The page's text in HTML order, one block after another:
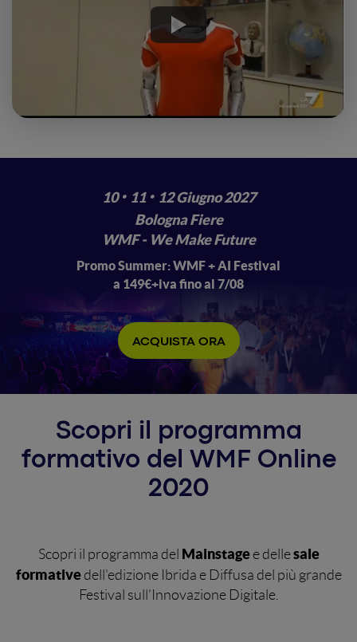
10· 11 · 12 Giugno 2027
Bologna Fiere
WMF - We Make Future
Promo Summer: WMF + AI Festival
a 149€+iva fino al 7/08
ACQUISTA ORA
Scopri il programma
formativo del WMF Online
2020
Scopri il programma del Mainstage e dellesale
formativedell'edizione Ibrida e Diffusa del più grande
Festival sull’Innovazione Digitale.